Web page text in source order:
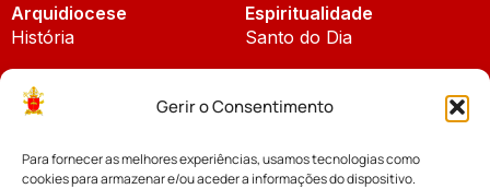
Gerir o Consentimento
Para fornecer as melhores experiências, usamos tecnologias como
cookies para armazenar e/ou aceder a informações do dispositivo.
Arquidiocese
História
Padroeira
Espiritualidade
Santo do Dia
Notícias
Cúria Diocesana